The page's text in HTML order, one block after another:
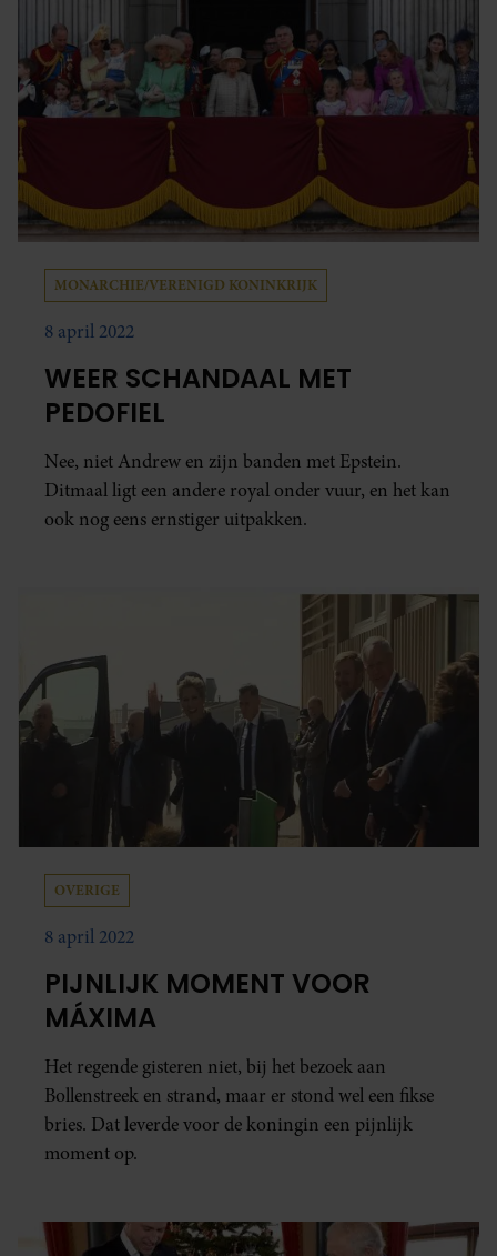
MONARCHIE/VERENIGD KONINKRIJK
8 april 2022
WEER SCHANDAAL MET
PEDOFIEL
Nee, niet Andrew en zijn banden met Epstein.
Ditmaal ligt een andere royal onder vuur, en het kan
ook nog eens ernstiger uitpakken.
OVERIGE
8 april 2022
PIJNLIJK MOMENT VOOR
MÁXIMA
Het regende gisteren niet, bij het bezoek aan
Bollenstreek en strand, maar er stond wel een fikse
bries. Dat leverde voor de koningin een pijnlijk
moment op.